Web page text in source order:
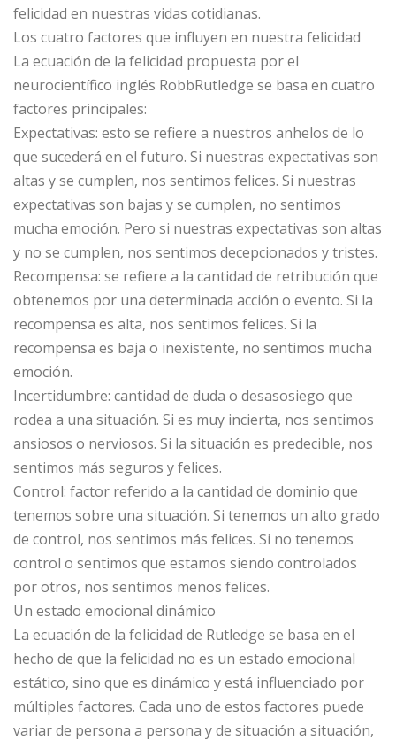
felicidad en nuestras vidas cotidianas.
Los cuatro factores que influyen en nuestra felicidad
La ecuación de la felicidad propuesta por el
neurocientífico inglés RobbRutledge se basa en cuatro
factores principales:
Expectativas: esto se refiere a nuestros anhelos de lo
que sucederá en el futuro. Si nuestras expectativas son
altas y se cumplen, nos sentimos felices. Si nuestras
expectativas son bajas y se cumplen, no sentimos
mucha emoción. Pero si nuestras expectativas son altas
y no se cumplen, nos sentimos decepcionados y tristes.
Recompensa: se refiere a la cantidad de retribución que
obtenemos por una determinada acción o evento. Si la
recompensa es alta, nos sentimos felices. Si la
recompensa es baja o inexistente, no sentimos mucha
emoción.
Incertidumbre: cantidad de duda o desasosiego que
rodea a una situación. Si es muy incierta, nos sentimos
ansiosos o nerviosos. Si la situación es predecible, nos
sentimos más seguros y felices.
Control: factor referido a la cantidad de dominio que
tenemos sobre una situación. Si tenemos un alto grado
de control, nos sentimos más felices. Si no tenemos
control o sentimos que estamos siendo controlados
por otros, nos sentimos menos felices.
Un estado emocional dinámico
La ecuación de la felicidad de Rutledge se basa en el
hecho de que la felicidad no es un estado emocional
estático, sino que es dinámico y está influenciado por
múltiples factores. Cada uno de estos factores puede
variar de persona a persona y de situación a situación,